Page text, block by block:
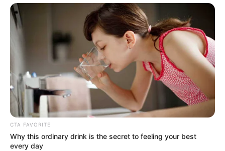
al equipo de criminalística que recolectó algunas
evidencias.
Según el reporte,ya descartaron que el robo haya sido
cometido por los dos empleados de la propiedad que
fueron golpeadosy acusados por cinco hombres de una
empresa de seguridad, quienes fueron capturados por el
delito de lesiones personales.
COMPARTIR
ALERTA BOGOTÁ EN GOOGLE NEWS
CTA FAVORITE
Why this ordinary drink is the secret to feeling your best
every day